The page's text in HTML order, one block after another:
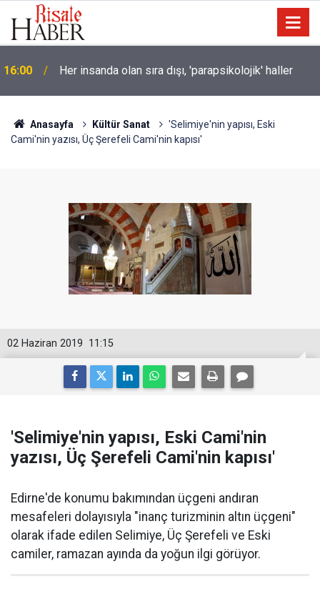
16:00 Her insanda olan sıra dışı, 'parapsikolojik' haller
Anasayfa Kültür Sanat
'Selimiye'nin yapısı, Eski
Cami'nin yazısı, Üç Şerefeli Cami'nin kapısı'
11:15
02 Haziran 2019
'Selimiye'nin yapısı, Eski Cami'nin
yazısı, Üç Şerefeli Cami'nin kapısı'
Edirne'de konumu bakımından üçgeni andıran
mesafeleri dolayısıyla "inanç turizminin altın üçgeni"
olarak ifade edilen Selimiye, Üç Şerefeli ve Eski
camiler, ramazan ayında da yoğun ilgi görüyor.